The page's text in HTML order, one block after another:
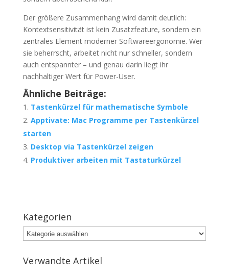
Der größere Zusammenhang wird damit deutlich:
Kontextsensitivität ist kein Zusatzfeature, sondern ein
zentrales Element moderner Softwareergonomie. Wer
sie beherrscht, arbeitet nicht nur schneller, sondern
auch entspannter – und genau darin liegt ihr
nachhaltiger Wert für Power-User.
Ähnliche Beiträge:
Tastenkürzel für mathematische Symbole
Apptivate: Mac Programme per Tastenkürzel
starten
Desktop via Tastenkürzel zeigen
Produktiver arbeiten mit Tastaturkürzel
Kategorien
Kategorien
Verwandte Artikel